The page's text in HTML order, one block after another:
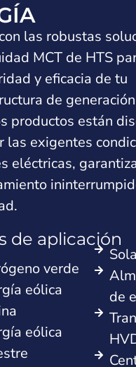
las robustas
MCT de HTS
y eficacia de tu
de
productos están
las exigentes
eléctricas,
de aplicación
verde
eólica
eólica
de